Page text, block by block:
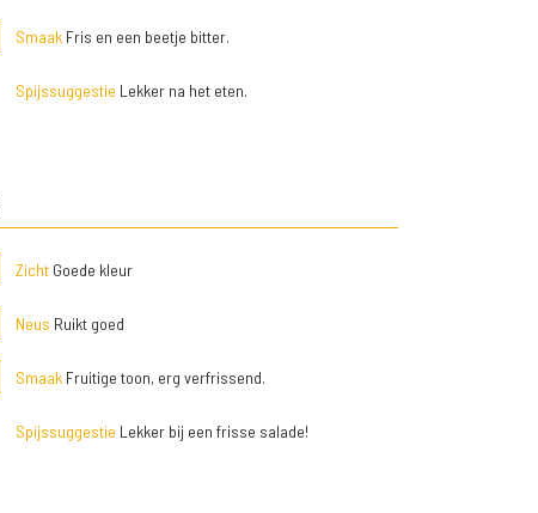
SmaakFris en een beetje bitter.
Spijssuggestie Lekker na het eten.
ZichtGoede kleur
Neus Ruikt goed
SmaakFruitige toon, erg verfrissend.
Spijssuggestie Lekker bij een frisse salade!